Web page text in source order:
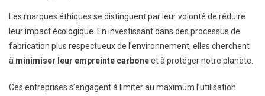
Les marques éthiques se distinguent par leur volonté de réduire
leur impact écologique. En investissant dans des processus de
fabrication plus respectueux de l’environnement, elles cherchent
à minimiser leur empreinte carboneet à protéger notre planète.
Ces entreprises s’engagent à limiter au maximum l’utilisation